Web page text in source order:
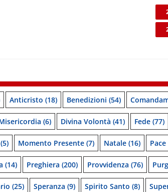
Anticristo (18) Benedizioni (54)
(6) Divina Volontà (41) Fede (77)
(5) Momento Presente (7) Natale (16) Pace
(14) Preghiera (200) Provvidenza (76)
(25) Speranza (9) Spirito Santo (8)